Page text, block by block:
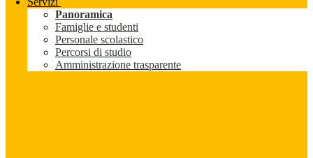
Panoramica
Famiglie e studenti
Personale scolastico
Percorsi di studio
Amministrazione trasparente